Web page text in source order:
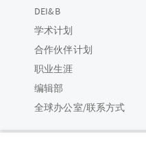
DEI&B
学术计划
合作伙伴计划
职业生涯
编辑部
全球办公室/联系方式